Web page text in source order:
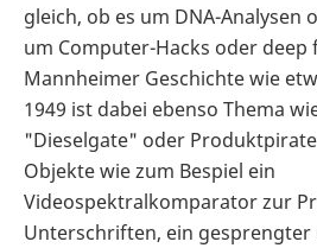
gleich, ob es um DNA-Analysen
um Computer-Hacks oder deep
Mannheimer Geschichte wie
1949 ist dabei ebenso Thema
"Dieselgate" oder
Objekte wie zum Bespiel ein
Videospektralkomparator zur
Unterschriften, ein